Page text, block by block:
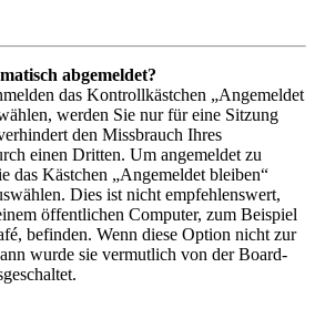
abgemeldet?
das Kontrollkästchen „Angemeldet
werden Sie nur für eine Sitzung
den Missbrauch Ihres
einen Dritten. Um angemeldet zu
das Kästchen „Angemeldet bleiben“
Dies ist nicht empfehlenswert,
öffentlichen Computer, zum Beispiel
befinden. Wenn diese Option nicht zur
wurde sie vermutlich von der Board-